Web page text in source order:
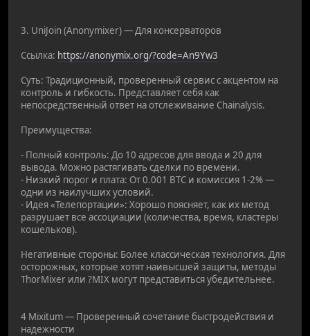
3. UniJoin (Anonymixer) — Для консерваторов
Ссылка: https://anonymix.org/?code=An9Yw3
Суть: Традиционный, проверенный сервис с акцентом на
контроль и гибкость. Представляет себя как
непосредственный ответ на отслеживание Chainalysis.
Преимущества:
- Полный контроль: До 10 адресов для ввода и 20 для
вывода. Можно растягивать сделки по времени.
- Низкий порог и плата: От 0.001 BTC и комиссия 1-2% —
одни из наилучших условий.
- Идея «Телепортации»: Хорошо поясняет, как их метод
разрушает все ассоциации (количества, время, кластеры
кошельков).
Негативные стороны: Более классическая технология. Для
осторожных, которые хотят наивысшей защиты, методы
ThorMixer или ?MIX могут представиться убедительнее.
4 Mixitum — Проверенный сочетание быстродействия и
надежности